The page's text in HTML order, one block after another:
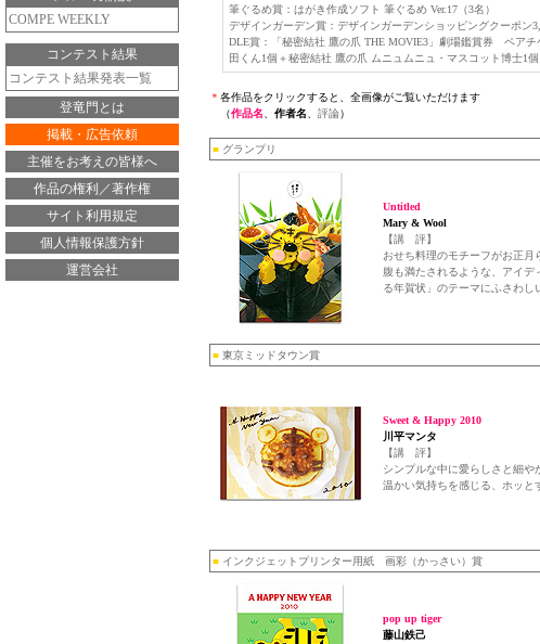
COMPE WEEKLY
コンテスト結果
コンテスト結果発表一覧
登竜門とは
掲載・広告依頼
主催をお考えの皆様へ
作品の権利／著作権
サイト利用規定
個人情報保護方針
運営会社
筆ぐるめ賞：はがき作成ソフト 筆ぐるめ Ver.17（3名）
デザインガーデン賞：デザインガーデンショッピングクーポン
DLE賞：「秘密結社 鷹の爪 THE MOVIE3」劇場鑑賞券 ペア
田くん1個＋秘密結社 鷹の爪 ムニュムニュ・マスコット博士1個
＊ 各作品をクリックすると、全画像がご覧いただけます
（作品名 作者名 評論）
■ グランプリ
Untitled
Mary & Wool
【講 評】
おせち料理のモチーフがお正月
腹も満たされるような、アイデ
る年賀状」のテーマにふさわし
■ 東京ミッドタウン賞
Sweet & Happy 2010
川平マンタ
【講 評】
シンプルな中に愛らしさと細
温かい気持ちを感じる、ホッと
■ インクジェットプリンター用紙 画彩（かっさい）賞
pop up tiger
藤山鉄己